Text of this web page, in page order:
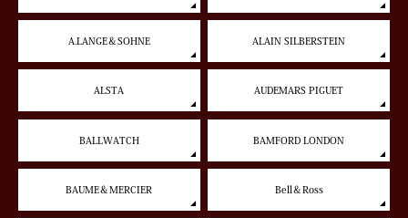
A.LANGE＆SOHNE ALAIN SILBERSTEIN
ALSTA AUDEMARS PIGUET
BALLWATCH BAMFORD LONDON
BAUME＆MERCIER Bell＆Ross